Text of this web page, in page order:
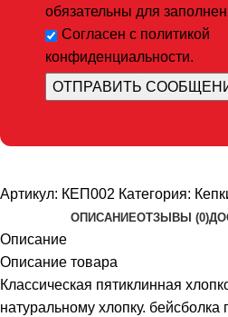
обязательны для
Согласен с политикой
конфиденциальности.
Артикул: КЕП002 Категория:
ОПИСАНИЕОТЗЫВЫ (0)
Описание
Описание товара
Классическая пятиклинная
натуральному хлопку. бейсболка